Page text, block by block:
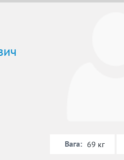
Вага: 69 кг